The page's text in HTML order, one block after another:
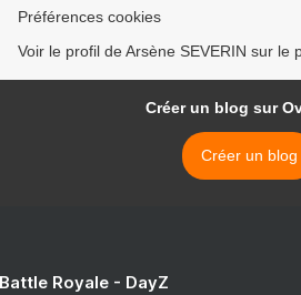
Préférences cookies
Voir le profil de Arsène SEVERIN sur le
Créer un blog sur
Créer un blog
Royale - DayZ